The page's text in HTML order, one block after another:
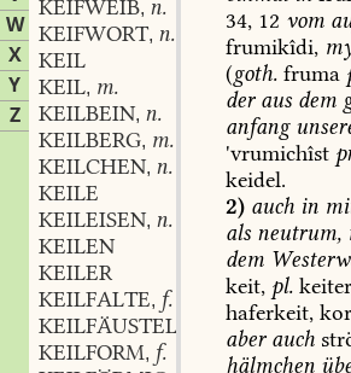
W
X
Y
Z
KEIFWEIB, n.
KEIFWORT, n.
KEIL
KEIL, m.
KEILBEIN, n.
KEILBERG, m.
KEILCHEN, n.
KEILE
KEILEISEN, n.
KEILEN
KEILER
KEILFALTE, f.
KEILFÄUSTEL
KEILFORM, f.
34, 12 vom
frumikîdi,
(goth. fruma
deraus dem
anfang
'vrumichîst
keidel.
2) auch in
als neutrum,
dem
keit, pl.
haferkeit,
aberauch
hälmchen